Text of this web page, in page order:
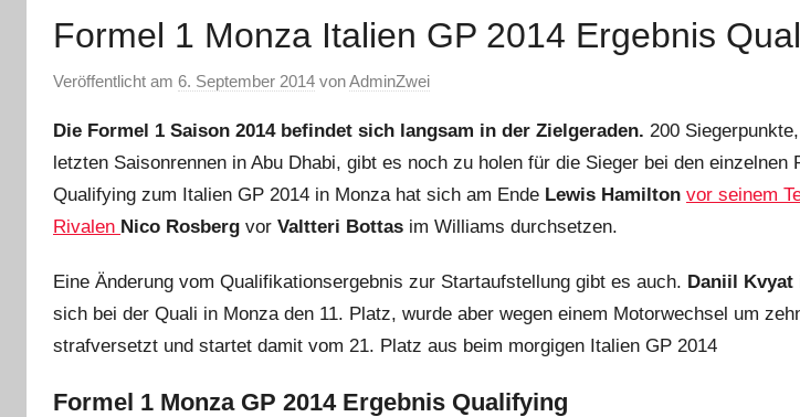
Formel 1 Monza Italien GP 2014 Ergebnis
Veröffentlicht am 6. September 2014 vonAdminZwei
Die Formel 1 Saison 2014 befindet sich langsam in der Zielgeraden. 200
letzten Saisonrennen in Abu Dhabi, gibt es noch zu holen für die Sieger bei den einzelnen
Qualifying zum Italien GP 2014 in Monza hat sich am Ende Lewis Hamilton vor seinem
Rivalen Nico Rosberg vor Valtteri Bottas im Williams durchsetzen.
Eine Änderung vom Qualifikationsergebnis zur Startaufstellung gibt es auch. Daniil Kvyat
sich bei der Quali in Monza den 11. Platz, wurde aber wegen einem Motorwechsel um
strafversetzt und startet damit vom 21. Platz aus beim morgigen Italien GP 2014
Formel 1 Monza GP 2014 Ergebnis Qualifying